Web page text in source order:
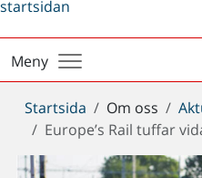
Meny
Du
är
här:
Startsida Om oss
Europe’s Rail tuffar